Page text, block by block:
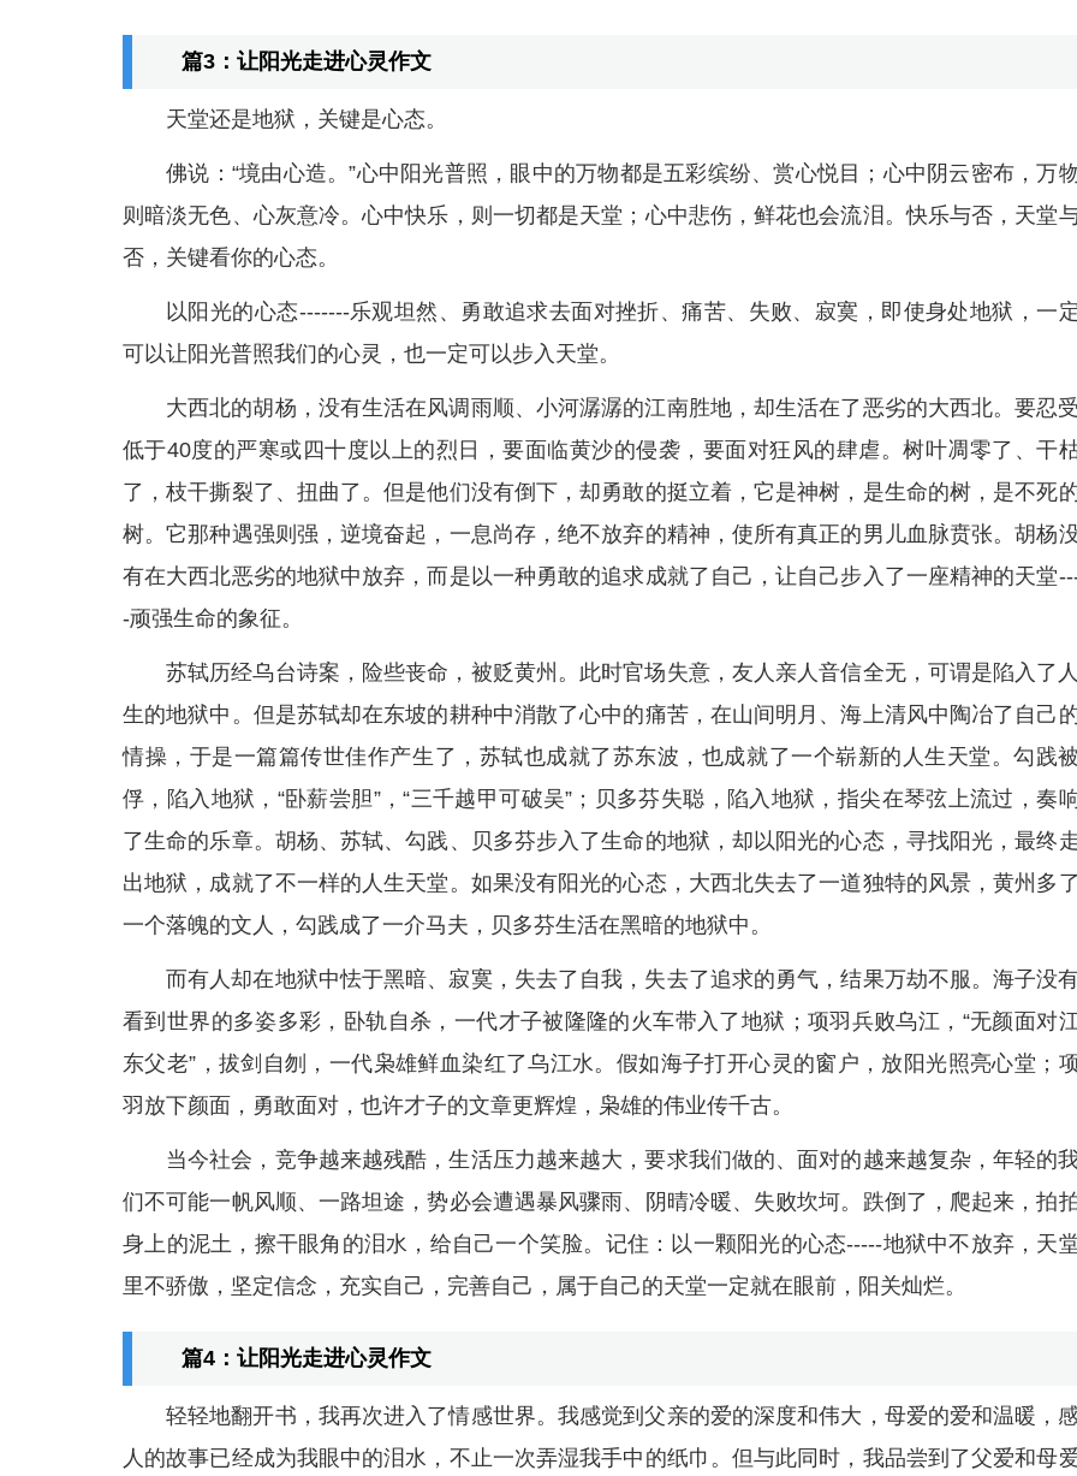
篇3：让阳光走进心灵作文
天堂还是地狱，关键是心态。
佛说：“境由心造。”心中阳光普照，眼中的万物都是五彩缤纷、赏心悦目；心中阴云密布，万
则暗淡无色、心灰意冷。心中快乐，则一切都是天堂；心中悲伤，鲜花也会流泪。快乐与否，天堂
否，关键看你的心态。
以阳光的心态-------乐观坦然、勇敢追求去面对挫折、痛苦、失败、寂寞，即使身处地狱，一定
可以让阳光普照我们的心灵，也一定可以步入天堂。
大西北的胡杨，没有生活在风调雨顺、小河潺潺的江南胜地，却生活在了恶劣的大西北。要忍受
低于40度的严寒或四十度以上的烈日，要面临黄沙的侵袭，要面对狂风的肆虐。树叶凋零了、干
了，枝干撕裂了、扭曲了。但是他们没有倒下，却勇敢的挺立着，它是神树，是生命的树，是不死
树。它那种遇强则强，逆境奋起，一息尚存，绝不放弃的精神，使所有真正的男儿血脉贲张。胡杨
有在大西北恶劣的地狱中放弃，而是以一种勇敢的追求成就了自己，让自己步入了一座精神的天堂
-顽强生命的象征。
苏轼历经乌台诗案，险些丧命，被贬黄州。此时官场失意，友人亲人音信全无，可谓是陷入了人
生的地狱中。但是苏轼却在东坡的耕种中消散了心中的痛苦，在山间明月、海上清风中陶冶了自己
情操，于是一篇篇传世佳作产生了，苏轼也成就了苏东波，也成就了一个崭新的人生天堂。勾践被
俘，陷入地狱，“卧薪尝胆”，“三千越甲可破吴”；贝多芬失聪，陷入地狱，指尖在琴弦上流过，奏
了生命的乐章。胡杨、苏轼、勾践、贝多芬步入了生命的地狱，却以阳光的心态，寻找阳光，最终
出地狱，成就了不一样的人生天堂。如果没有阳光的心态，大西北失去了一道独特的风景，黄州多了
一个落魄的文人，勾践成了一介马夫，贝多芬生活在黑暗的地狱中。
而有人却在地狱中怯于黑暗、寂寞，失去了自我，失去了追求的勇气，结果万劫不服。海子没
看到世界的多姿多彩，卧轨自杀，一代才子被隆隆的火车带入了地狱；项羽兵败乌江，“无颜面对
东父老”，拔剑自刎，一代枭雄鲜血染红了乌江水。假如海子打开心灵的窗户，放阳光照亮心堂；
羽放下颜面，勇敢面对，也许才子的文章更辉煌，枭雄的伟业传千古。
当今社会，竞争越来越残酷，生活压力越来越大，要求我们做的、面对的越来越复杂，年轻的
们不可能一帆风顺、一路坦途，势必会遭遇暴风骤雨、阴晴冷暖、失败坎坷。跌倒了，爬起来，拍
身上的泥土，擦干眼角的泪水，给自己一个笑脸。记住：以一颗阳光的心态-----地狱中不放弃，天
里不骄傲，坚定信念，充实自己，完善自己，属于自己的天堂一定就在眼前，阳关灿烂。
篇4：让阳光走进心灵作文
轻轻地翻开书，我再次进入了情感世界。我感觉到父亲的爱的深度和伟大，母爱的爱和温暖，
人的故事已经成为我眼中的泪水，不止一次弄湿我手中的纸巾。但与此同时，我品尝到了父爱和母